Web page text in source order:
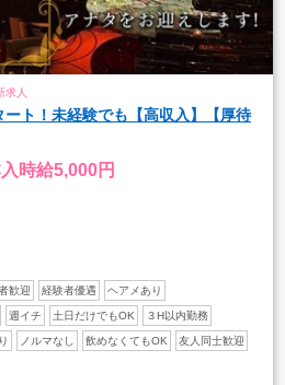
求人
ト！未経験でも【高収入】【厚待
時給5,000円
歓迎 経験者優遇 ヘアメあり
週イチ 土日だけでもOK ３H以内勤務
ノルマなし 飲めなくてもOK 友人同士歓迎